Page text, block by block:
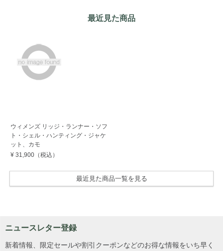
最近見た商品
ウィメンズ リッジ・ランナー・ソフ
ト・シェル・ハンティング・ジャケ
ット、カモ
¥ 31,900（税込）
最近見た商品一覧を見る
ニュースレター登録
新着情報、限定セールや割引クーポンなどのお得な情報をいち早く